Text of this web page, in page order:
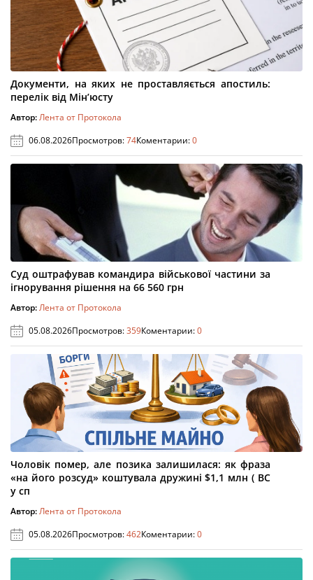
Документи, на яких не проставляється апостиль:
перелік від Мін’юсту
Автор:Лента от Протокола
06.08.2026Просмотров:74Коментарии:0
Суд оштрафував командира військової частини за
ігнорування рішення на 66 560 грн
Автор:Лента от Протокола
05.08.2026Просмотров:359Коментарии:0
Чоловік помер, але позика залишилася: як фраза
«на його розсуд» коштувала дружині $1,1 млн ( ВС
у сп
Автор:Лента от Протокола
05.08.2026Просмотров:462Коментарии:0